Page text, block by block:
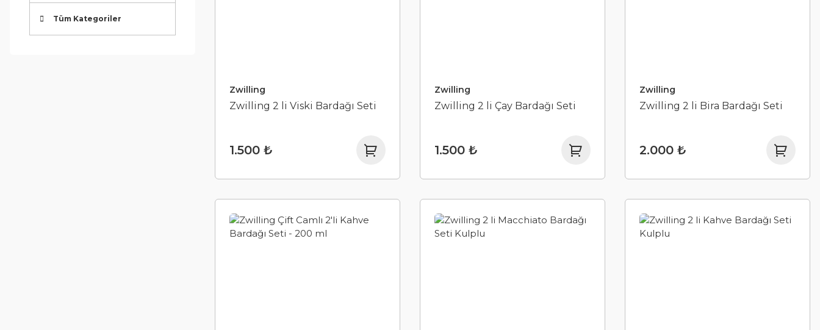
Tüm Kategoriler
Zwilling
Zwilling 2 li Viski Bardağı Seti
1.500 ₺
Zwilling
Zwilling 2 li Çay Bardağı Seti
1.500 ₺
Zwilling
Zwilling 2 li Bira Bardağı Seti
2.000 ₺